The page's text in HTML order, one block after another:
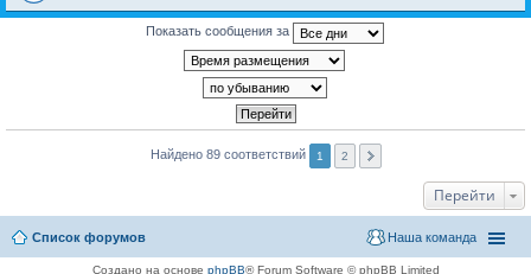
Показать сообщения за
Найдено 89 соответствий 1 2
Перейти
Список форумов Наша команда
Создано на основе phpBB® Forum Software © phpBB Limited